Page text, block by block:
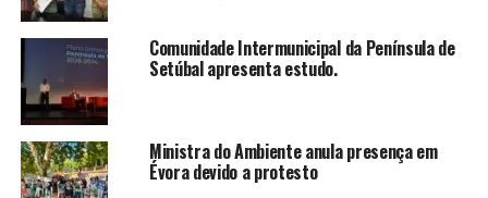
Comunidade Intermunicipal da Península de
Setúbal apresenta estudo.
Ministra do Ambiente anula presença em
Évora devido a protesto